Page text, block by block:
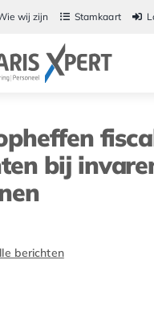
wij zijn Stamkaart
bij
berichten